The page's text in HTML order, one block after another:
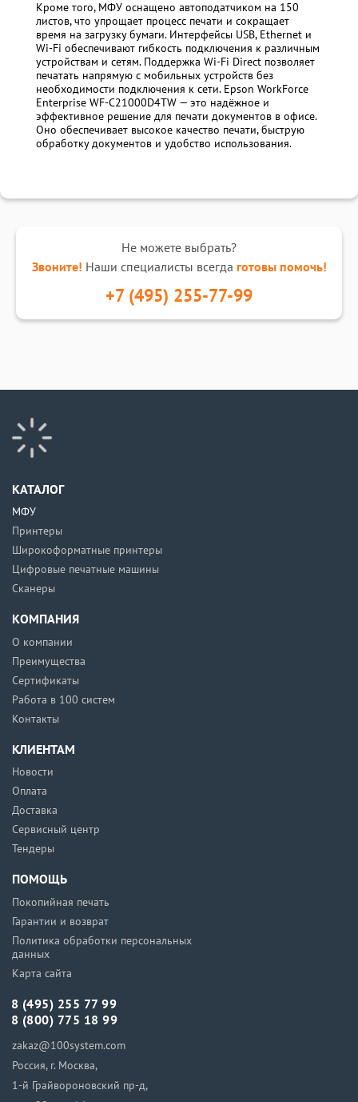
Кроме того, МФУ оснащено автоподатчиком на 150
листов, что упрощает процесс печати и сокращает
время на загрузку бумаги. Интерфейсы USB, Ethernet и
Wi-Fi обеспечивают гибкость подключения к различным
устройствам и сетям. Поддержка Wi-Fi Direct позволяет
печатать напрямую с мобильных устройств без
необходимости подключения к сети. Epson WorkForce
Enterprise WF-C21000D4TW — это надёжное и
эффективное решение для печати документов в офисе.
Оно обеспечивает высокое качество печати, быструю
обработку документов и удобство использования.
Не можете выбрать?
Звоните! Наши специалисты всегда готовы помочь!
+7 (495) 255-77-99
КАТАЛОГ
МФУ
Принтеры
Широкоформатные принтеры
Цифровые печатные машины
Сканеры
КОМПАНИЯ
О компании
Преимущества
Сертификаты
Работа в 100 систем
Контакты
КЛИЕНТАМ
Новости
Оплата
Доставка
Сервисный центр
Тендеры
ПОМОЩЬ
Покопийная печать
Гарантии и возврат
Политика обработки персональных
данных
Карта сайта
8 (495) 255 77 99
8 (800) 775 18 99
zakaz@100system.com
Россия, г. Москва,
1-й Грайвороновский пр-д,